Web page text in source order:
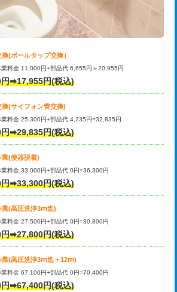
(ボールタップ交換）
料金 11,000円+部品代 6,655円＝20,955円
➡17,955円(税込)
換(サイフォン管交換)
料金 25,300円+部品代 4,235円=32,835円
➡29,835円(税込)
業(便器脱着)
料金 33,000円+部品代 0円=36,300円
➡33,300円(税込)
業(高圧洗浄3ⅿ迄)
料金 27,500円+部品代 0円=30,800円
➡27,800円(税込)
業(高圧洗浄3ⅿ迄＋12ⅿ)
料金 67,100円+部品代 0円=70,400円
➡67,400円(税込)